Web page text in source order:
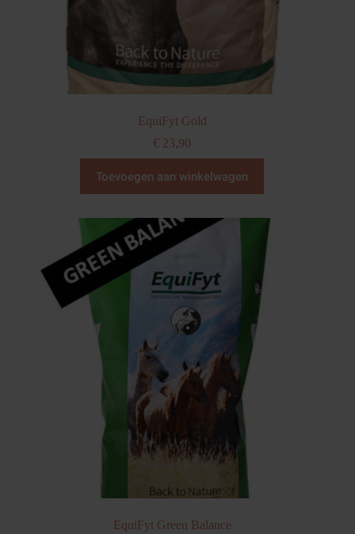
EquiFyt Gold
€ 23,90
Toevoegen aan winkelwagen
EquiFyt Green Balance